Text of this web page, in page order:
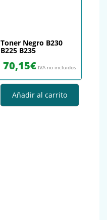
Toner Negro B230
B225 B235
70,15€ IVA no incluidos
Añadir al carrito